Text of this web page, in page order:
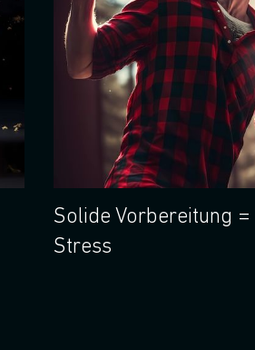
Solide Vorbereitung =
Stress